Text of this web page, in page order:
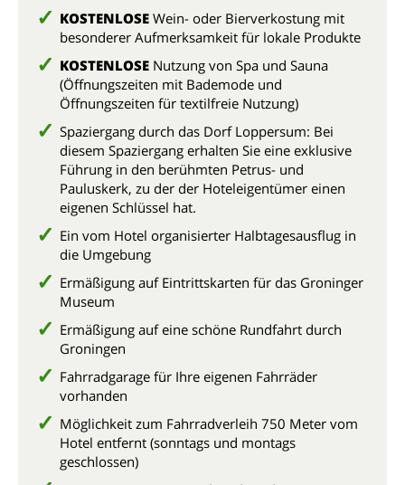
KOSTENLOSE Wein- oder Bierverkostung mit
besonderer Aufmerksamkeit für lokale Produkte
KOSTENLOSE Nutzung von Spa und Sauna
(Öffnungszeiten mit Bademode und
Öffnungszeiten für textilfreie Nutzung)
Spaziergang durch das Dorf Loppersum: Bei
diesem Spaziergang erhalten Sie eine exklusive
Führung in den berühmten Petrus- und
Pauluskerk, zu der der Hoteleigentümer einen
eigenen Schlüssel hat.
Ein vom Hotel organisierter Halbtagesausflug in
die Umgebung
Ermäßigung auf Eintrittskarten für das Groninger
Museum
Ermäßigung auf eine schöne Rundfahrt durch
Groningen
Fahrradgarage für Ihre eigenen Fahrräder
vorhanden
Möglichkeit zum Fahrradverleih 750 Meter vom
Hotel entfernt (sonntags und montags
geschlossen)